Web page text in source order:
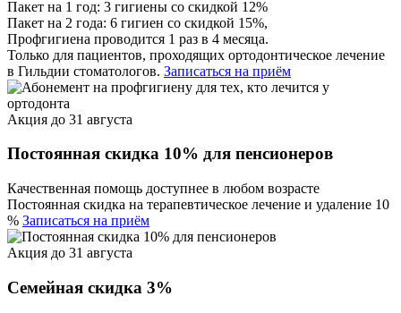
Пакет на 1 год: 3 гигиены со скидкой 12%
Пакет на 2 года: 6 гигиен со скидкой 15%,
Профгигиена проводится 1 раз в 4 месяца.
Только для пациентов, проходящих ортодонтическое лечение
в Гильдии стоматологов. Записаться на приём
Акция до 31 августа
Постоянная скидка 10% для пенсионеров
Качественная помощь доступнее в любом возрасте
Постоянная скидка на терапевтическое лечение и удаление 10
% Записаться на приём
Акция до 31 августа
Семейная скидка 3%